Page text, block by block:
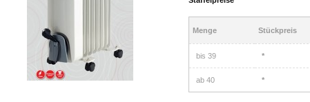
Menge Stückpreis
bis 39 *
ab 40 *